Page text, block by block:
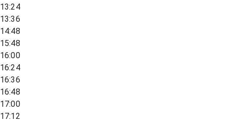
13:24
13:36
14:48
15:48
16:00
16:24
16:36
16:48
17:00
17:12